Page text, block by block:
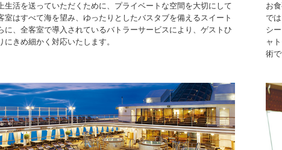
生活を送っていただくために、プライベートな空間を大切にして
室はすべて海を望み、ゆったりとしたバスタブを備えるスイート
に、全客室で導入されているバトラーサービスにより、ゲストひ
にきめ細かく対応いたします。
お
で
シ
ャ
術で